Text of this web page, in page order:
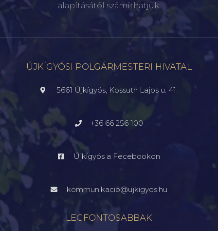
alapításától számíthatjuk.
ÚJKÍGYÓSI POLGÁRMESTERI HIVATAL
5661 Újkígyós, Kossuth Lajos u. 41.
+36 66 256 100
Újkígyós a Fecebookon
kommunikacio@ujkigyos.hu
LEGFONTOSABBAK